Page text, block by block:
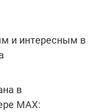
и интересным в
в
MАХ: